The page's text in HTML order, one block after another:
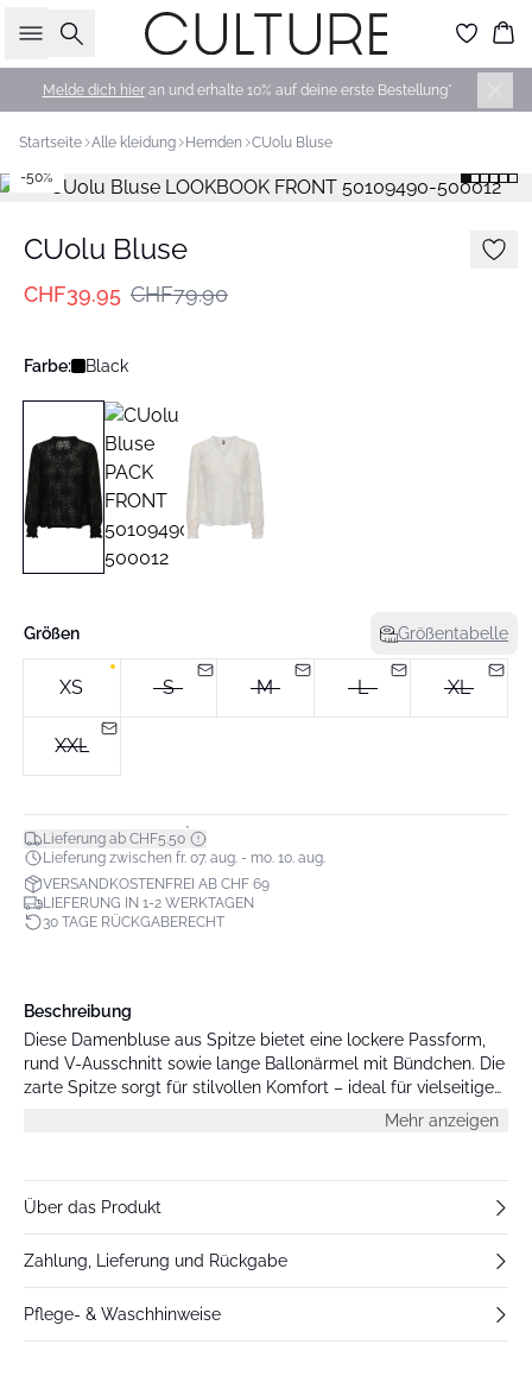
Suche
Melde dich hieran und erhalte 10% auf deine erste Bestellung*
Startseite Alle kleidung Hemden CUolu Bluse
-50%
CUolu Bluse
CHF39.95 CHF79.90
Farbe: Black
Größen Größentabelle
XS S M L XL
XXL
Lieferung ab CHF5.50*
Lieferung zwischen fr. 07. aug. - mo. 10. aug.
VERSANDKOSTENFREI AB CHF 69
LIEFERUNG IN 1-2 WERKTAGEN
30 TAGE RÜCKGABERECHT
Beschreibung
Diese Damenbluse aus Spitze bietet eine lockere Passform,
rund V-Ausschnitt sowie lange Ballonärmel mit Bündchen. Die
zarte Spitze sorgt für stilvollen Komfort – ideal für vielseitige
Mehr anzeigen
Über das Produkt
Zahlung, Lieferung und Rückgabe
Pflege- & Waschhinweise